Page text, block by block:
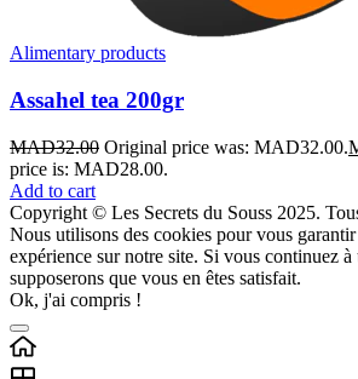
Alimentary products
Assahel tea 200gr
MAD32.00 Original price was: MAD32.00.
price is: MAD28.00.
Add to cart
Copyright © Les Secrets du Souss 2025.
Nous utilisons des cookies pour vous
expérience sur notre site. Si vous continuez
supposerons que vous en êtes satisfait.
Ok, j'ai compris !